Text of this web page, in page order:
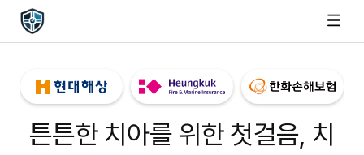
튼튼한 치아를 위한 첫걸음, 치